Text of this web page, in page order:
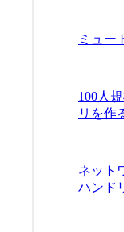
ミュー
100人
リを作
ネット
ハンド